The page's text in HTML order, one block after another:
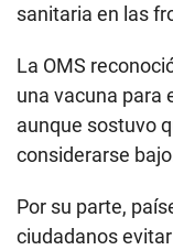
sanitaria en las
La OMS
una vacuna para
aunque sostuvo
considerarse
Por su parte,
ciudadanos